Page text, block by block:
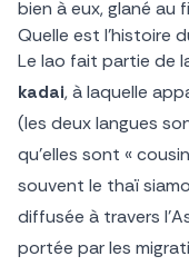
bien à eux, glané au
Quelle est l’histoire
Le lao fait partie de
kadai, à laquelle
(les deux langues
qu’elles sont «
souvent le thaï
diffusée à travers
portée par les